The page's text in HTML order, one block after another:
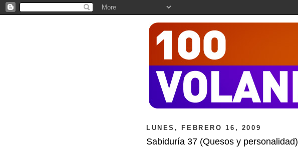
LUNES, FEBRERO 16, 2009
Sabiduría 37 (Quesos y personalidad)